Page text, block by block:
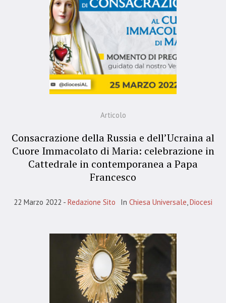
Articolo
Consacrazione della Russia e dell’Ucraina al
Cuore Immacolato di Maria: celebrazione in
Cattedrale in contemporanea a Papa
Francesco
22 Marzo 2022 Redazione Sito In Chiesa Universale,Diocesi